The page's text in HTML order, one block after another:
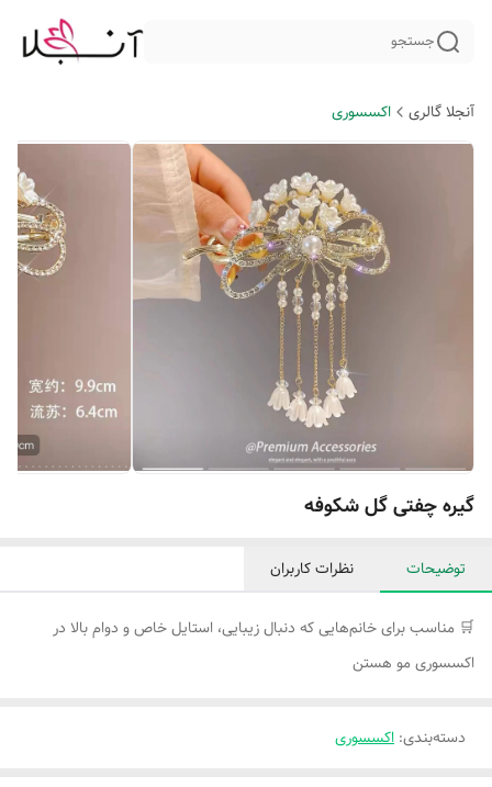
جستجو
آنجلا گالری اکسسوری
گیره چفتی گل شکوفه
توضیحات نظرات کاربران
🛒 مناسب برای خانم‌هایی که دنبال زیبایی، استایل خاص و دوام بالا در
اکسسوری مو هستن
دسته‌بندی: اکسسوری